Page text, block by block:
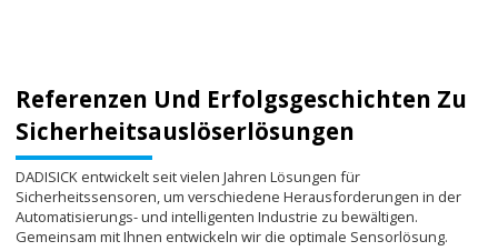
Referenzen Und Erfolgsgeschichten Zu
Sicherheitsauslöserlösungen
DADISICK entwickelt seit vielen Jahren Lösungen für
Sicherheitssensoren, um verschiedene Herausforderungen in der
Automatisierungs- und intelligenten Industrie zu bewältigen.
Gemeinsam mit Ihnen entwickeln wir die optimale Sensorlösung.